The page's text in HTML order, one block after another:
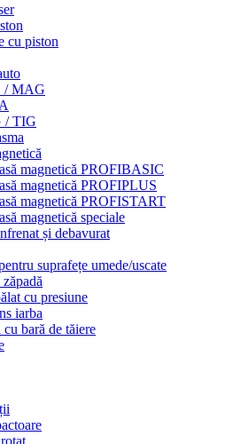
cu piston
/ MAG
/ TIG
magnetică PROFIBASIC
magnetică PROFIPLUS
magnetică PROFISTART
magnetică speciale
și debavurat
suprafețe umede/uscate
cu presiune
iarba
bară de tăiere